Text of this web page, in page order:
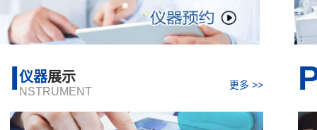
I仪器展示
NSTRUMENT
更多 >>